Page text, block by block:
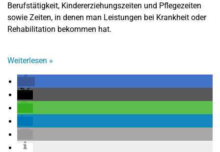
Berufstätigkeit, Kindererziehungszeiten und Pflegezeiten
sowie Zeiten, in denen man Leistungen bei Krankheit oder
Rehabilitation bekommen hat.
Weiterlesen »